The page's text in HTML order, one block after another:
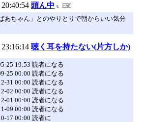
頭ん中
あちゃん」とのやりとりで朝からいい気分
聴く耳を持たない(片方しか)
25 19:53 読者になる
25 00:00 読者になる
31 00:00 読者になる
02 00:00 読者になる
01 00:00 読者になる
09 00:00 読者になる
17 00:00 読者に